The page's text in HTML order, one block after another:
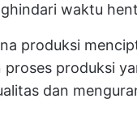
waktu
produksi
produksi
dan